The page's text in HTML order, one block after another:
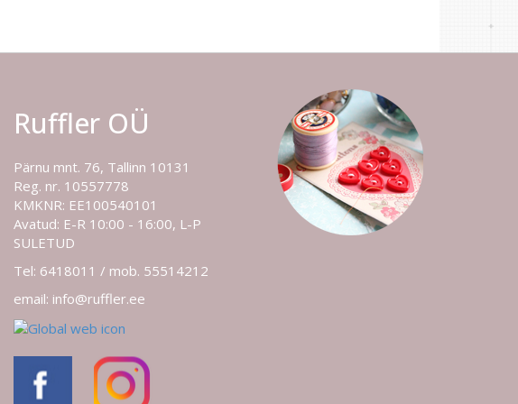
Ruffler OÜ
Pärnu mnt. 76, Tallinn 10131
Reg. nr. 10557778
KMKNR: EE100540101
Avatud: E-R 10:00 - 16:00, L-P
SULETUD
Tel: 6418011 / mob. 55514212
email: info@ruffler.ee